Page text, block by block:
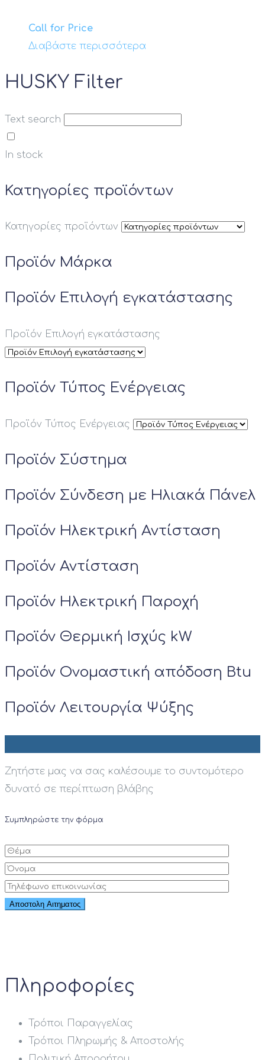
Προϊόν Αντίσταση
Προϊόν Θερμική Ισχύς kW
Προϊόν Ονομαστική απόδοση Btu
Προϊόν Λειτουργία Ψύξης
Call for Price
Διαβάστε περισσότερα
HUSKY Filter
Text search
In stock
Κατηγορίες προϊόντων
Κατηγορίες προϊόντων
Προϊόν Μάρκα
Προϊόν Επιλογή εγκατάστασης
Προϊόν Επιλογή εγκατάστασης
Προϊόν Τύπος Ενέργειας
Προϊόν Τύπος Ενέργειας
Προϊόν Σύστημα
Προϊόν Σύνδεση με Ηλιακά Πάνελ
Προϊόν Ηλεκτρική Αντίσταση
Προϊόν Αντίσταση
Προϊόν Ηλεκτρική Παροχή
Προϊόν Θερμική Ισχύς kW
Προϊόν Ονομαστική απόδοση Btu
Προϊόν Λειτουργία Ψύξης
Ζητήστε μας να σας καλέσουμε το συντομότερο
δυνατό σε περίπτωση βλάβης
Συμπληρώστε την φόρμα
Πληροφορίες
Τρόποι Παραγγελίας
Τρόποι Πληρωμής & Αποστολής